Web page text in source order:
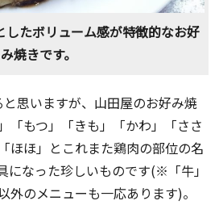
したボリューム感が特徴的なお好
み焼きです。
と思いますが、山田屋のお好み焼
「もつ」「きも」「かわ」「ささ
ほほ」とこれまた鶏肉の部位の名
になった珍しいものです(※「牛」
外のメニューも一応あります)。